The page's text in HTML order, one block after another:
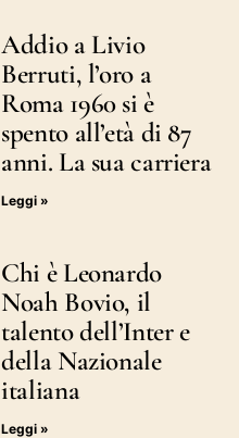
Addio a Livio
Berruti, l’oro a
Roma 1960 si è
spento all’età di 87
anni. La sua carriera
Leggi »
Chi è Leonardo
Noah Bovio, il
talento dell’Inter e
della Nazionale
italiana
Leggi »